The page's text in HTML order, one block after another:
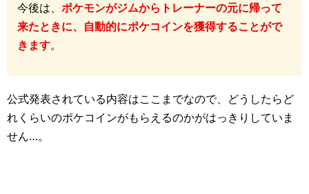
今後は、 ポケモンがジムからトレーナーの元に帰って
来たときに、自動的にポケコインを獲得することがで
きます。
公式発表されている内容はここまでなので、どうしたらど
れくらいのポケコインがもらえるのかがはっきりしていま
せん…。